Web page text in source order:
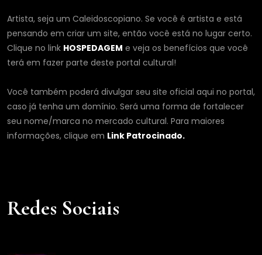
Artista, seja um Caleidoscopiano. Se você é artista e está
pensando em criar um site, então você está no lugar certo.
Clique no link HOSPEDAGEM e veja os benefícios que você
terá em fazer parte deste portal cultural!
Você também poderá divulgar seu site oficial aqui no portal,
caso já tenha um domínio. Será uma forma de fortalecer
seu nome/marca no mercado cultural. Para maiores
informações, clique em Link Patrocinado.
Redes Sociais